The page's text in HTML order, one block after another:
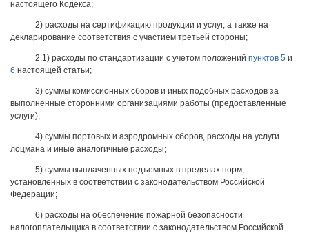
настоящего Кодекса;
2) расходы на сертификацию продукции и услуг, а также на
декларирование соответствия с участием третьей стороны;
2.1) расходы по стандартизации с учетом положений пунктов 5 и
6 настоящей статьи;
3) суммы комиссионных сборов и иных подобных расходов за
выполненные сторонними организациями работы (предоставленные
услуги);
4) суммы портовых и аэродромных сборов, расходы на услуги
лоцмана и иные аналогичные расходы;
5) суммы выплаченных подъемных в пределах норм,
установленных в соответствии с законодательством Российской
Федерации;
6) расходы на обеспечение пожарной безопасности
налогоплательщика в соответствии с законодательством Российской